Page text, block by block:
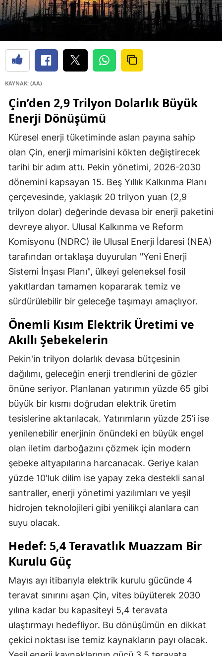
KAYNAK: (AA)
Çin’den 2,9 Trilyon Dolarlık Büyük
Enerji Dönüşümü
Küresel enerji tüketiminde aslan payına sahip
olan Çin, enerji mimarisini kökten değiştirecek
tarihi bir adım attı. Pekin yönetimi, 2026-2030
dönemini kapsayan 15. Beş Yıllık Kalkınma Planı
çerçevesinde, yaklaşık 20 trilyon yuan (2,9
trilyon dolar) değerinde devasa bir enerji paketini
devreye alıyor. Ulusal Kalkınma ve Reform
Komisyonu (NDRC) ile Ulusal Enerji İdaresi (NEA)
tarafından ortaklaşa duyurulan "Yeni Enerji
Sistemi İnşası Planı", ülkeyi geleneksel fosil
yakıtlardan tamamen kopararak temiz ve
sürdürülebilir bir geleceğe taşımayı amaçlıyor.
Önemli Kısım Elektrik Üretimi ve
Akıllı Şebekelerin
Pekin'in trilyon dolarlık devasa bütçesinin
dağılımı, geleceğin enerji trendlerini de gözler
önüne seriyor. Planlanan yatırımın yüzde 65 gibi
büyük bir kısmı doğrudan elektrik üretim
tesislerine aktarılacak. Yatırımların yüzde 25’i ise
yenilenebilir enerjinin önündeki en büyük engel
olan iletim darboğazını çözmek için modern
şebeke altyapılarına harcanacak. Geriye kalan
yüzde 10'luk dilim ise yapay zeka destekli sanal
santraller, enerji yönetimi yazılımları ve yeşil
hidrojen teknolojileri gibi yenilikçi alanlara can
suyu olacak.
Hedef: 5,4 Teravatlık Muazzam Bir
Kurulu Güç
Mayıs ayı itibarıyla elektrik kurulu gücünde 4
teravat sınırını aşan Çin, vites büyüterek 2030
yılına kadar bu kapasiteyi 5,4 teravata
ulaştırmayı hedefliyor. Bu dönüşümün en dikkat
çekici noktası ise temiz kaynakların payı olacak.